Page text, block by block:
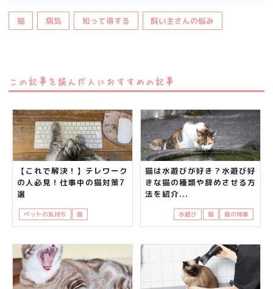
猫 病気 知って得する 飼い主さんの悩み
この記事を読んだ人におすすめの記事
【これで解決！】テレワーク
の人必見！仕事中の猫対策7
選
ペットの気持ち 猫 飼い主さんの悩み
猫は水遊びが好き？水遊び好
きな猫の種類や辞めさせる方
法を紹介...
水遊び 猫 猫の特集